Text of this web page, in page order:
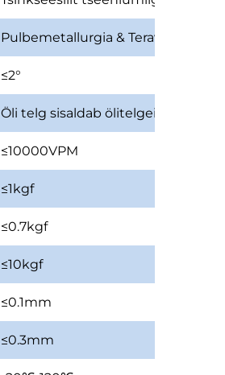
Pulbemetallurgia & Terav
≤2°
Öli telg sisaldab ölitelgeid
≤10000VPM
≤1kgf
≤0.7kgf
≤10kgf
≤0.1mm
≤0.3mm